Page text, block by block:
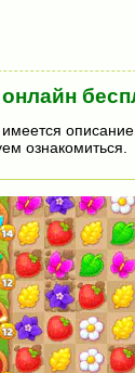
ознакомиться.